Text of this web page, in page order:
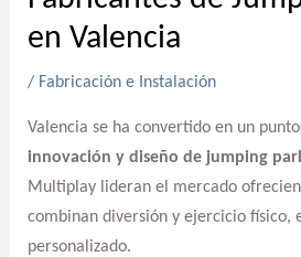
en Valencia
/ Fabricación e Instalación
Valencia se ha convertido en un
innovación y diseño de jumping
Multiplay lideran el mercado
combinan diversión y ejercicio físico,
personalizado.